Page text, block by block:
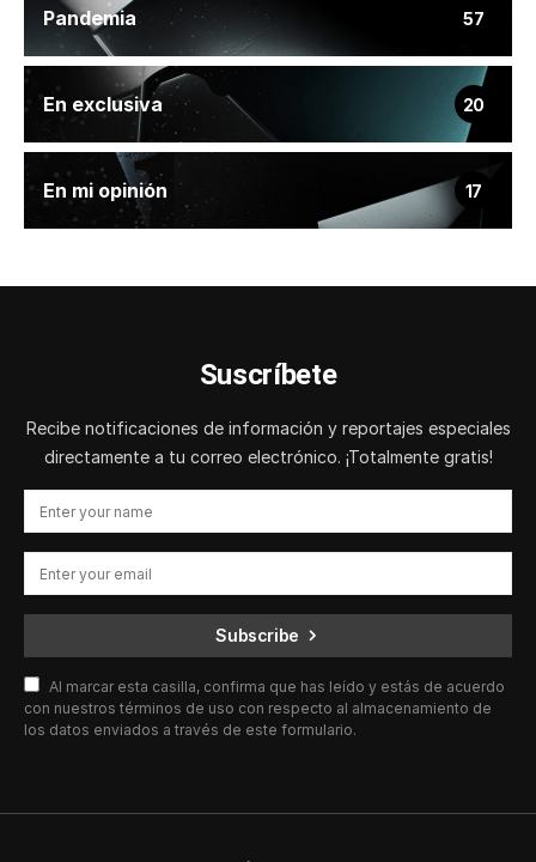
Pandemia 57
En exclusiva 20
En mi opinión 17
Suscríbete
Recibe notificaciones de información y reportajes especiales
directamente a tu correo electrónico. ¡Totalmente gratis!
Subscribe
Al marcar esta casilla, confirma que has leído y estás de acuerdo
con nuestros términos de uso con respecto al almacenamiento de
los datos enviados a través de este formulario.